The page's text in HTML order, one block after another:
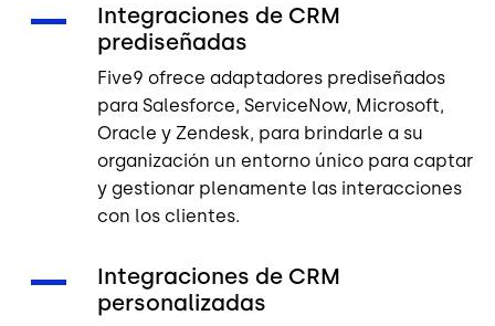
Integraciones de CRM
prediseñadas
Five9 ofrece adaptadores prediseñados
para Salesforce, ServiceNow, Microsoft,
Oracle y Zendesk, para brindarle a su
organización un entorno único para captar
y gestionar plenamente las interacciones
con los clientes.
Integraciones de CRM
personalizadas